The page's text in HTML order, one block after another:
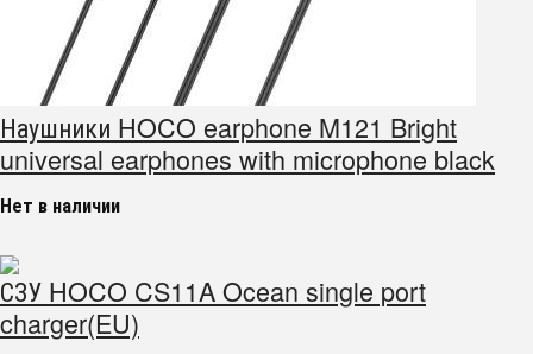
Наушники HOCO earphone M121 Bright
universal earphones with microphone black
Нет в наличии
СЗУ HOCO CS11A Ocean single port
charger(EU)